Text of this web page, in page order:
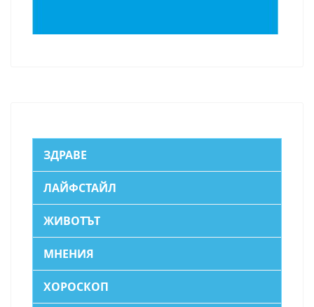
ЗДРАВЕ
ЛАЙФСТАЙЛ
ЖИВОТЪТ
МНЕНИЯ
ХОРОСКОП